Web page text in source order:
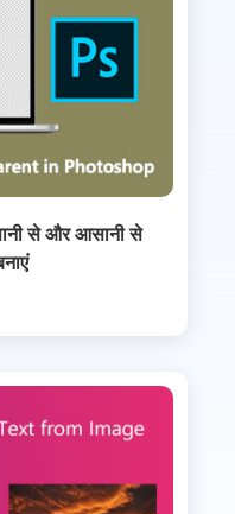
से और आसानी से